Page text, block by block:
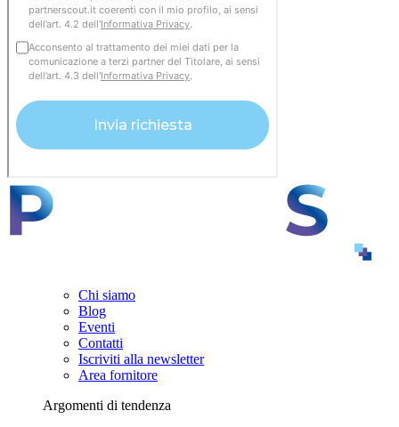
Chi siamo
Blog
Eventi
Contatti
Iscriviti alla newsletter
Area fornitore
Argomenti di tendenza